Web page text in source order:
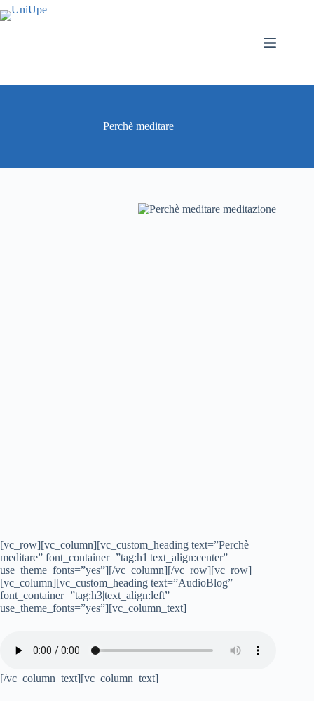
Salta
al
Perchè meditare
[vc_row][vc_column][vc_custom_heading text=”Perchè
meditare” font_container=”tag:h1|text_align:center”
use_theme_fonts=”yes”][/vc_column][/vc_row][vc_row]
[vc_column][vc_custom_heading text=”AudioBlog”
font_container=”tag:h3|text_align:left”
use_theme_fonts=”yes”][vc_column_text]
[/vc_column_text][vc_column_text]